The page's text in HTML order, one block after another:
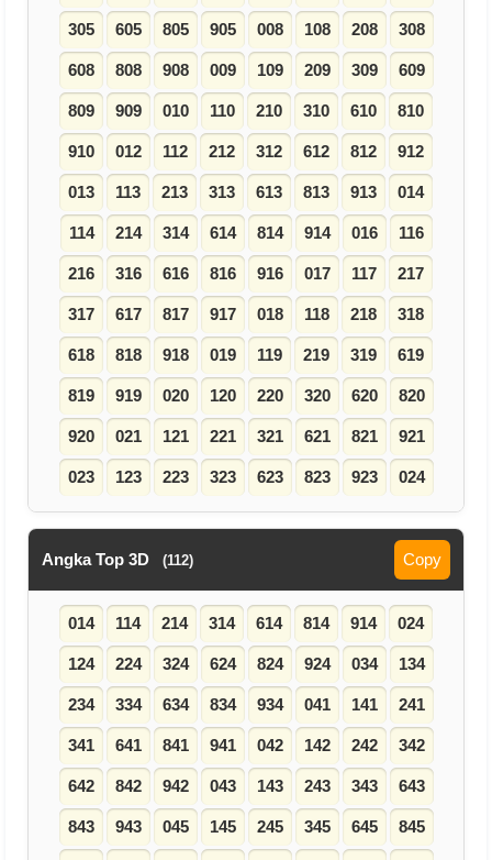
305 605 805 905 008 108 208 308
608 808 908 009 109 209 309 609
809 909 010 110 210 310 610 810
910 012 112 212 312 612 812 912
013 113 213 313 613 813 913 014
114 214 314 614 814 914 016 116
216 316 616 816 916 017 117 217
317 617 817 917 018 118 218 318
618 818 918 019 119 219 319 619
819 919 020 120 220 320 620 820
920 021 121 221 321 621 821 921
023 123 223 323 623 823 923 024
Angka Top 3D (112) Copy
014 114 214 314 614 814 914 024
124 224 324 624 824 924 034 134
234 334 634 834 934 041 141 241
341 641 841 941 042 142 242 342
642 842 942 043 143 243 343 643
843 943 045 145 245 345 645 845